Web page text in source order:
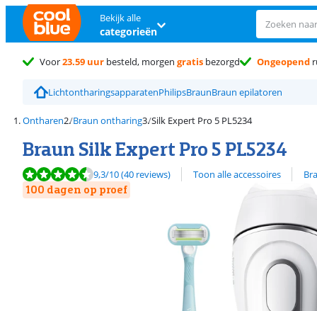
Bekijk alle
categorieën
Voor23.59 uur besteld, morgen gratis bezorgd Ongeopend
LichtontharingsapparatenPhilipsBraunBraun epilatoren
Ontharen Braun ontharing Silk Expert Pro 5 PL5234
Braun Silk Expert Pro 5 PL5234
Beoordeling is 9,3 van de 10, gebaseerd op 40 reviews.
9,3/10(40 reviews) Toon alle accessoires
Bekijk alle
100 dagen op proef